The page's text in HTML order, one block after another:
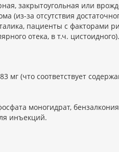
закрытоугольная или
(из-за отсутствия
пациенты с факторами
отека, в т.ч. цистоидного).
мг (что соответствует
моногидрат,
инъекций.